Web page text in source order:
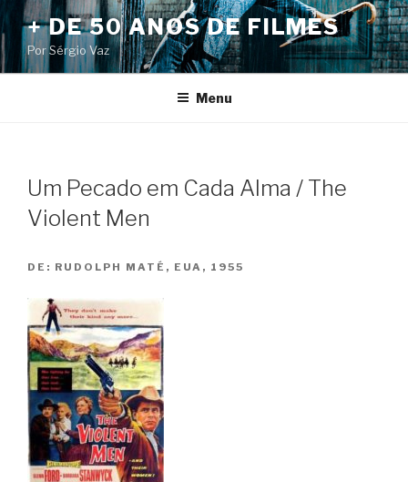
Pular
para
o
conteúdo
+ DE 50 ANOS DE FILMES
Por Sérgio Vaz
Menu
Um Pecado em Cada Alma / The
Violent Men
DE: RUDOLPH MATÉ, EUA, 1955